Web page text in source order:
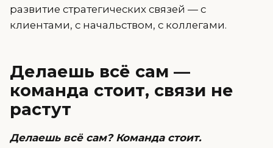
развитие стратегических связей — с
клиентами, с начальством, с коллегами.
Делаешь всё сам —
команда стоит, связи не
растут
Делаешь всё сам? Команда стоит.